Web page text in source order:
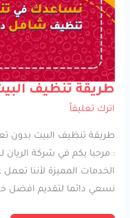
طريقة تنظيف البيت
اترك تعليقاً
: مرحبا بكم في شركة
الخدمات المميزة لأننا
نسعي دائما لتقديم افضل
طريقة
تنظيف
البيت
بدون
2022